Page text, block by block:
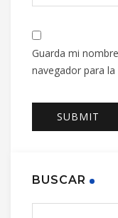
Guarda mi
navegador para
BUSCAR